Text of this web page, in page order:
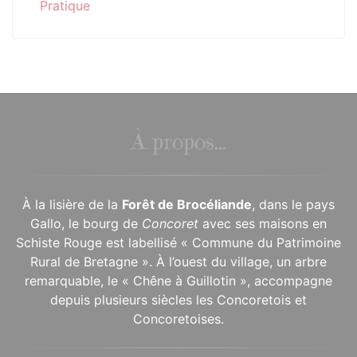
Pratique
À propos...
À la lisière de la Forêt de Brocéliande, dans le pays
Gallo, le bourg de Concoret avec ses maisons en
Schiste Rouge est labellisé « Commune du Patrimoine
Rural de Bretagne ». À l’ouest du village, un arbre
remarquable, le « Chêne à Guillotin », accompagne
depuis plusieurs siècles les Concoretois et
Concoretoises.